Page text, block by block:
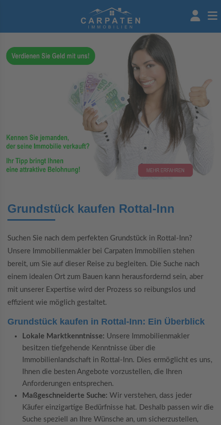
Grundstück kaufen Rottal-Inn
Suchen Sie nach dem perfekten Grundstück in Rottal-Inn?
Unsere Immobilienmakler bei Carpaten Immobilien stehen
bereit, um Sie auf dieser Reise zu begleiten. Die Suche nach
einem idealen Ort zum Bauen kann herausfordernd sein, aber
mit unserer Expertise wird der Prozess so reibungslos und
effizient wie möglich gestaltet.
Grundstück kaufen in Rottal-Inn: Ein Überblick
Lokale Marktkenntnisse: Unsere Immobilienmakler
besitzen tiefgehende Kenntnisse über die
Immobilienlandschaft in Rottal-Inn. Dies ermöglicht es uns,
Ihnen die besten Angebote vorzustellen, die Ihren
Anforderungen entsprechen.
Maßgeschneiderte Suche: Wir verstehen, dass jeder
Käufer einzigartige Bedürfnisse hat. Deshalb passen wir die
Suche speziell an Ihre Wünsche an, um sicherzustellen,